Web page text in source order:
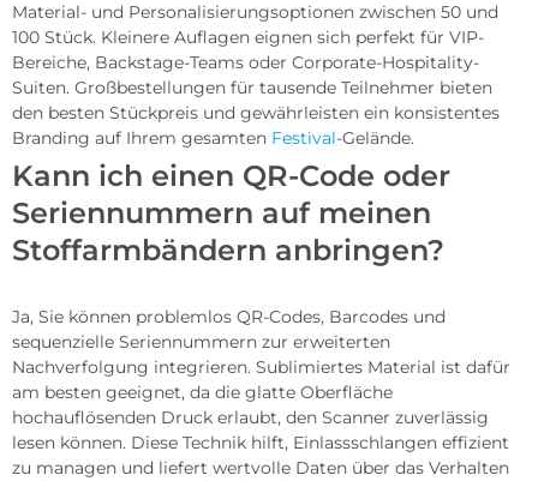
Material- und Personalisierungsoptionen zwischen 50 und
100 Stück. Kleinere Auflagen eignen sich perfekt für VIP-
Bereiche, Backstage-Teams oder Corporate-Hospitality-
Suiten. Großbestellungen für tausende Teilnehmer bieten
den besten Stückpreis und gewährleisten ein konsistentes
Branding auf Ihrem gesamten Festival-Gelände.
Kann ich einen QR-Code oder
Seriennummern auf meinen
Stoffarmbändern anbringen?
Ja, Sie können problemlos QR-Codes, Barcodes und
sequenzielle Seriennummern zur erweiterten
Nachverfolgung integrieren. Sublimiertes Material ist dafür
am besten geeignet, da die glatte Oberfläche
hochauflösenden Druck erlaubt, den Scanner zuverlässig
lesen können. Diese Technik hilft, Einlassschlangen effizient
zu managen und liefert wertvolle Daten über das Verhalten